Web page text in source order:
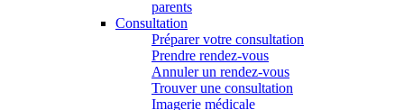
parents
Consultation
Préparer votre consultation
Prendre rendez-vous
Annuler un rendez-vous
Trouver une consultation
Imagerie médicale